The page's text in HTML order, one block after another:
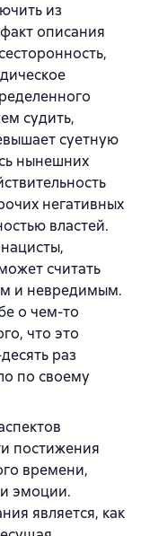
из
описания
судить,
суетную
нынешних
негативных
властей.
считать
и невредимым.
о чем-то
что это
раз
по своему
постижения
времени,
эмоции.
является, как